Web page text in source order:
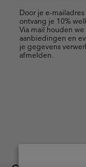
Door je e-
ontvang je 10%
Via mail houden
aanbiedingen en
je gegevens
afmelden.